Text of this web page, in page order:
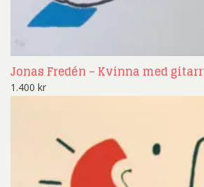
Jonas Fredén – Kvinna med gitarr
1.400 kr